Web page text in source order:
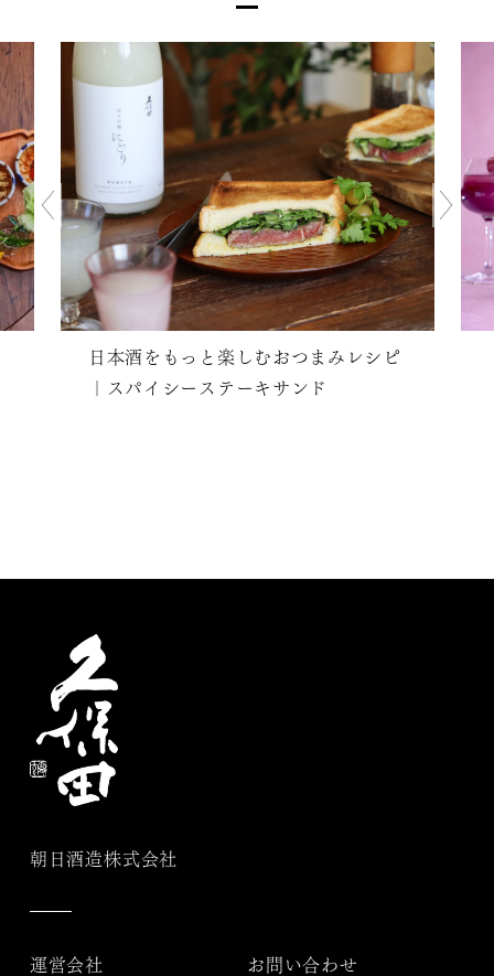
日本酒をもっと楽しむおつまみレシピ
｜スパイシーステーキサンド
朝日酒造株式会社
運営会社 お問い合わせ